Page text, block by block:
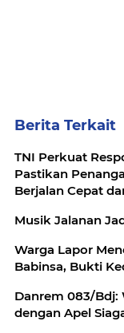
Berita Terkait
TNI Perkuat
Pastikan
Berjalan Cepat
Musik Jalanan
Warga Lapor
Babinsa, Bukti
Danrem 083/Bdj:
dengan Apel